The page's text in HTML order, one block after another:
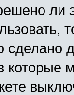
сделано